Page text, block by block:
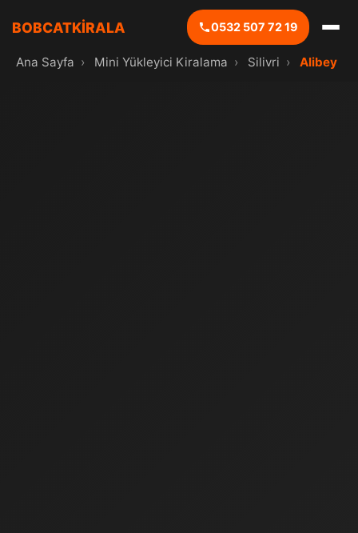
BOBCATKİRALA 0532 507 72 19
Ana Sayfa › Mini Yükleyici Kiralama › Silivri › Alibey